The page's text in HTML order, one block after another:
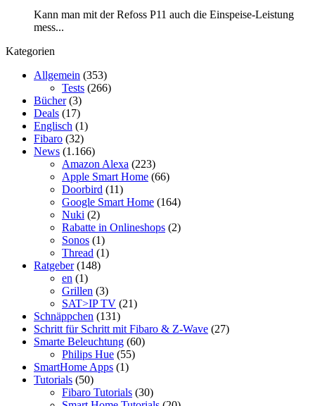
Kann man mit der Refoss P11 auch die Einspeise-Leistung
mess...
Kategorien
Allgemein (353)
Tests (266)
Bücher(3)
Deals (17)
Englisch (1)
Fibaro (32)
News (1.166)
Amazon Alexa (223)
Apple Smart Home (66)
Doorbird (11)
Google Smart Home (164)
Nuki (2)
Rabatte in Onlineshops (2)
Sonos (1)
Thread (1)
Ratgeber(148)
en (1)
Grillen (3)
SAT>IP TV (21)
Schnäppchen (131)
Schritt für Schritt mit Fibaro & Z-Wave (27)
Smarte Beleuchtung (60)
Philips Hue (55)
SmartHome Apps (1)
Tutorials (50)
Fibaro Tutorials (30)